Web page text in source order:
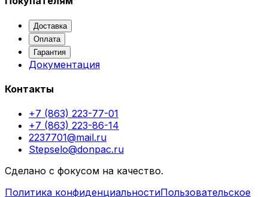
Доставка
Оплата
Гарантия
Документация
Контакты
+7 (863) 223-77-01
+7 (863) 223-86-14
2237701@mail.ru
Stepselo@donpac.ru
Сделано с фокусом на качество.
Политика конфиденциальностиПользовательское